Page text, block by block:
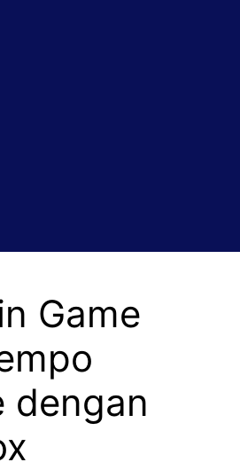
Game
dengan